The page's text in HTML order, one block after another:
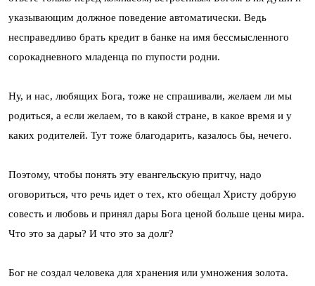
указывающим должное поведение автоматически. Ведь
несправедливо брать кредит в банке на имя бессмысленного
сорокадневного младенца по глупости родни.
Ну, и нас, любящих Бога, тоже не спрашивали, желаем ли мы
родиться, а если желаем, то в какой стране, в какое время и у
каких родителей. Тут тоже благодарить, казалось бы, нечего.
Поэтому, чтобы понять эту евангельскую притчу, надо
оговориться, что речь идет о тех, кто обещал Христу добрую
совесть и любовь и принял дары Бога ценой больше цены мира.
Что это за дары? И что это за долг?
Бог не создал человека для хранения или умножения золота.